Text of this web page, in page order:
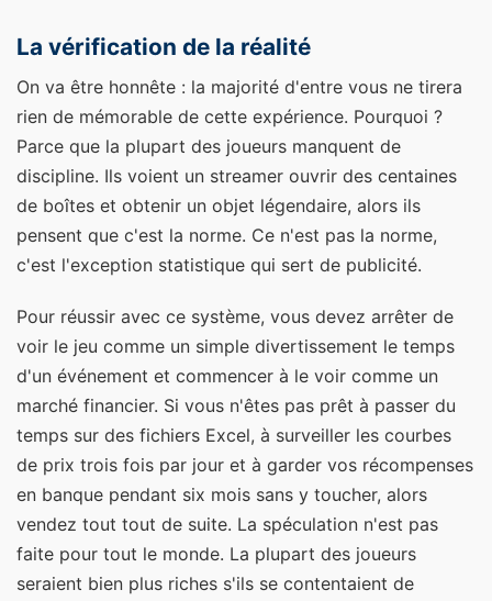
La vérification de la réalité
On va être honnête : la majorité d'entre vous ne tirera
rien de mémorable de cette expérience. Pourquoi ?
Parce que la plupart des joueurs manquent de
discipline. Ils voient un streamer ouvrir des centaines
de boîtes et obtenir un objet légendaire, alors ils
pensent que c'est la norme. Ce n'est pas la norme,
c'est l'exception statistique qui sert de publicité.
Pour réussir avec ce système, vous devez arrêter de
voir le jeu comme un simple divertissement le temps
d'un événement et commencer à le voir comme un
marché financier. Si vous n'êtes pas prêt à passer du
temps sur des fichiers Excel, à surveiller les courbes
de prix trois fois par jour et à garder vos récompenses
en banque pendant six mois sans y toucher, alors
vendez tout tout de suite. La spéculation n'est pas
faite pour tout le monde. La plupart des joueurs
seraient bien plus riches s'ils se contentaient de